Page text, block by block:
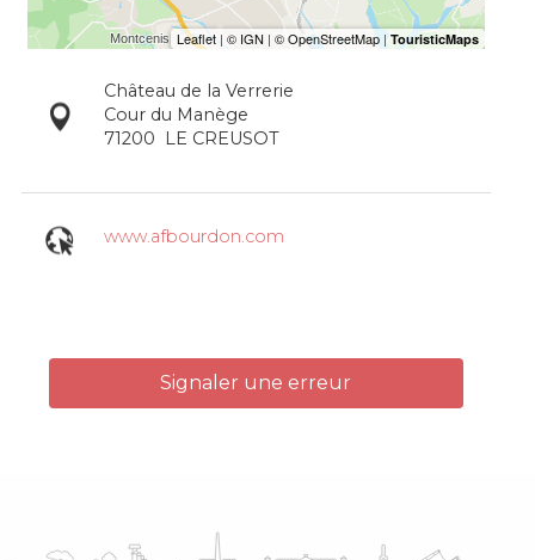
Château de la Verrerie
Cour du Manège
71200
LE CREUSOT
www.afbourdon.com
Signaler une erreur